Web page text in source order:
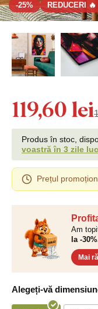
-25% REDUCERI 🔥
Am
la -
Mai
Alegeți-vă
119,60 lei
Produs în stoc,
voastră în 3 zile
Prețul